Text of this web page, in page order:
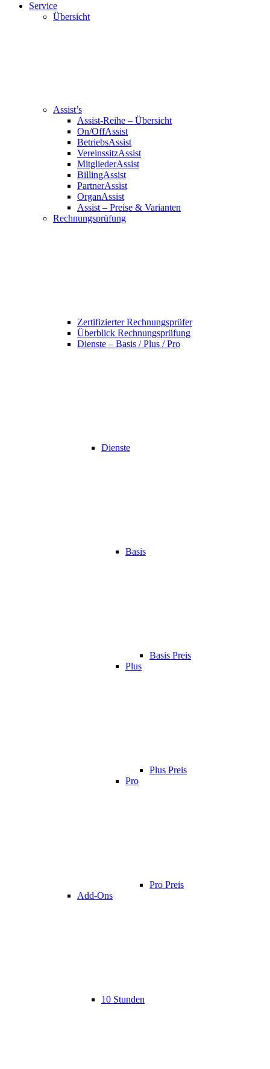
Service
Übersicht
Assist’s
Assist-Reihe – Übersicht
On/OffAssist
BetriebsAssist
VereinssitzAssist
MitgliederAssist
BillingAssist
PartnerAssist
OrganAssist
Assist – Preise & Varianten
Rechnungsprüfung
Zertifizierter Rechnungsprüfer
Überblick Rechnungsprüfung
Dienste – Basis / Plus / Pro
Dienste
Basis
Basis Preis
Plus
Plus Preis
Pro
Pro Preis
Add-Ons
10 Stunden